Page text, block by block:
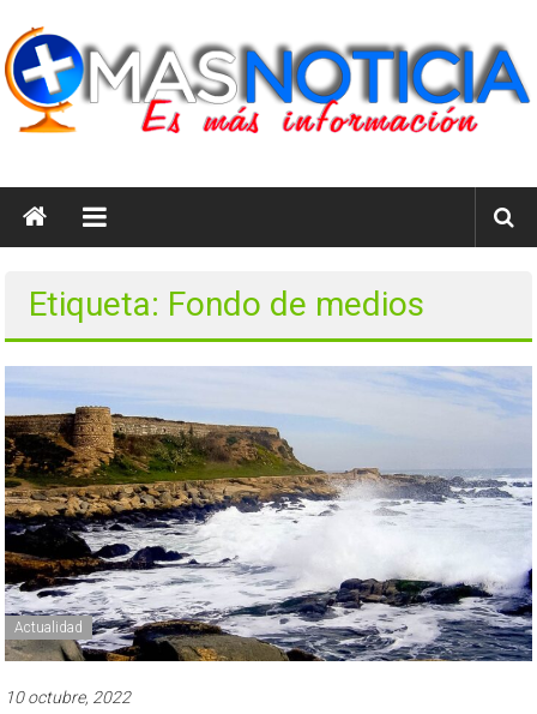
contenido
Es
Etiqueta: Fondo de medios
Actualidad
10 octubre, 2022